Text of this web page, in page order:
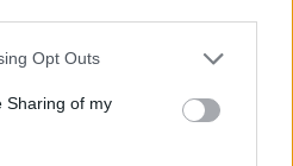
Opt Outs
Sharing of my